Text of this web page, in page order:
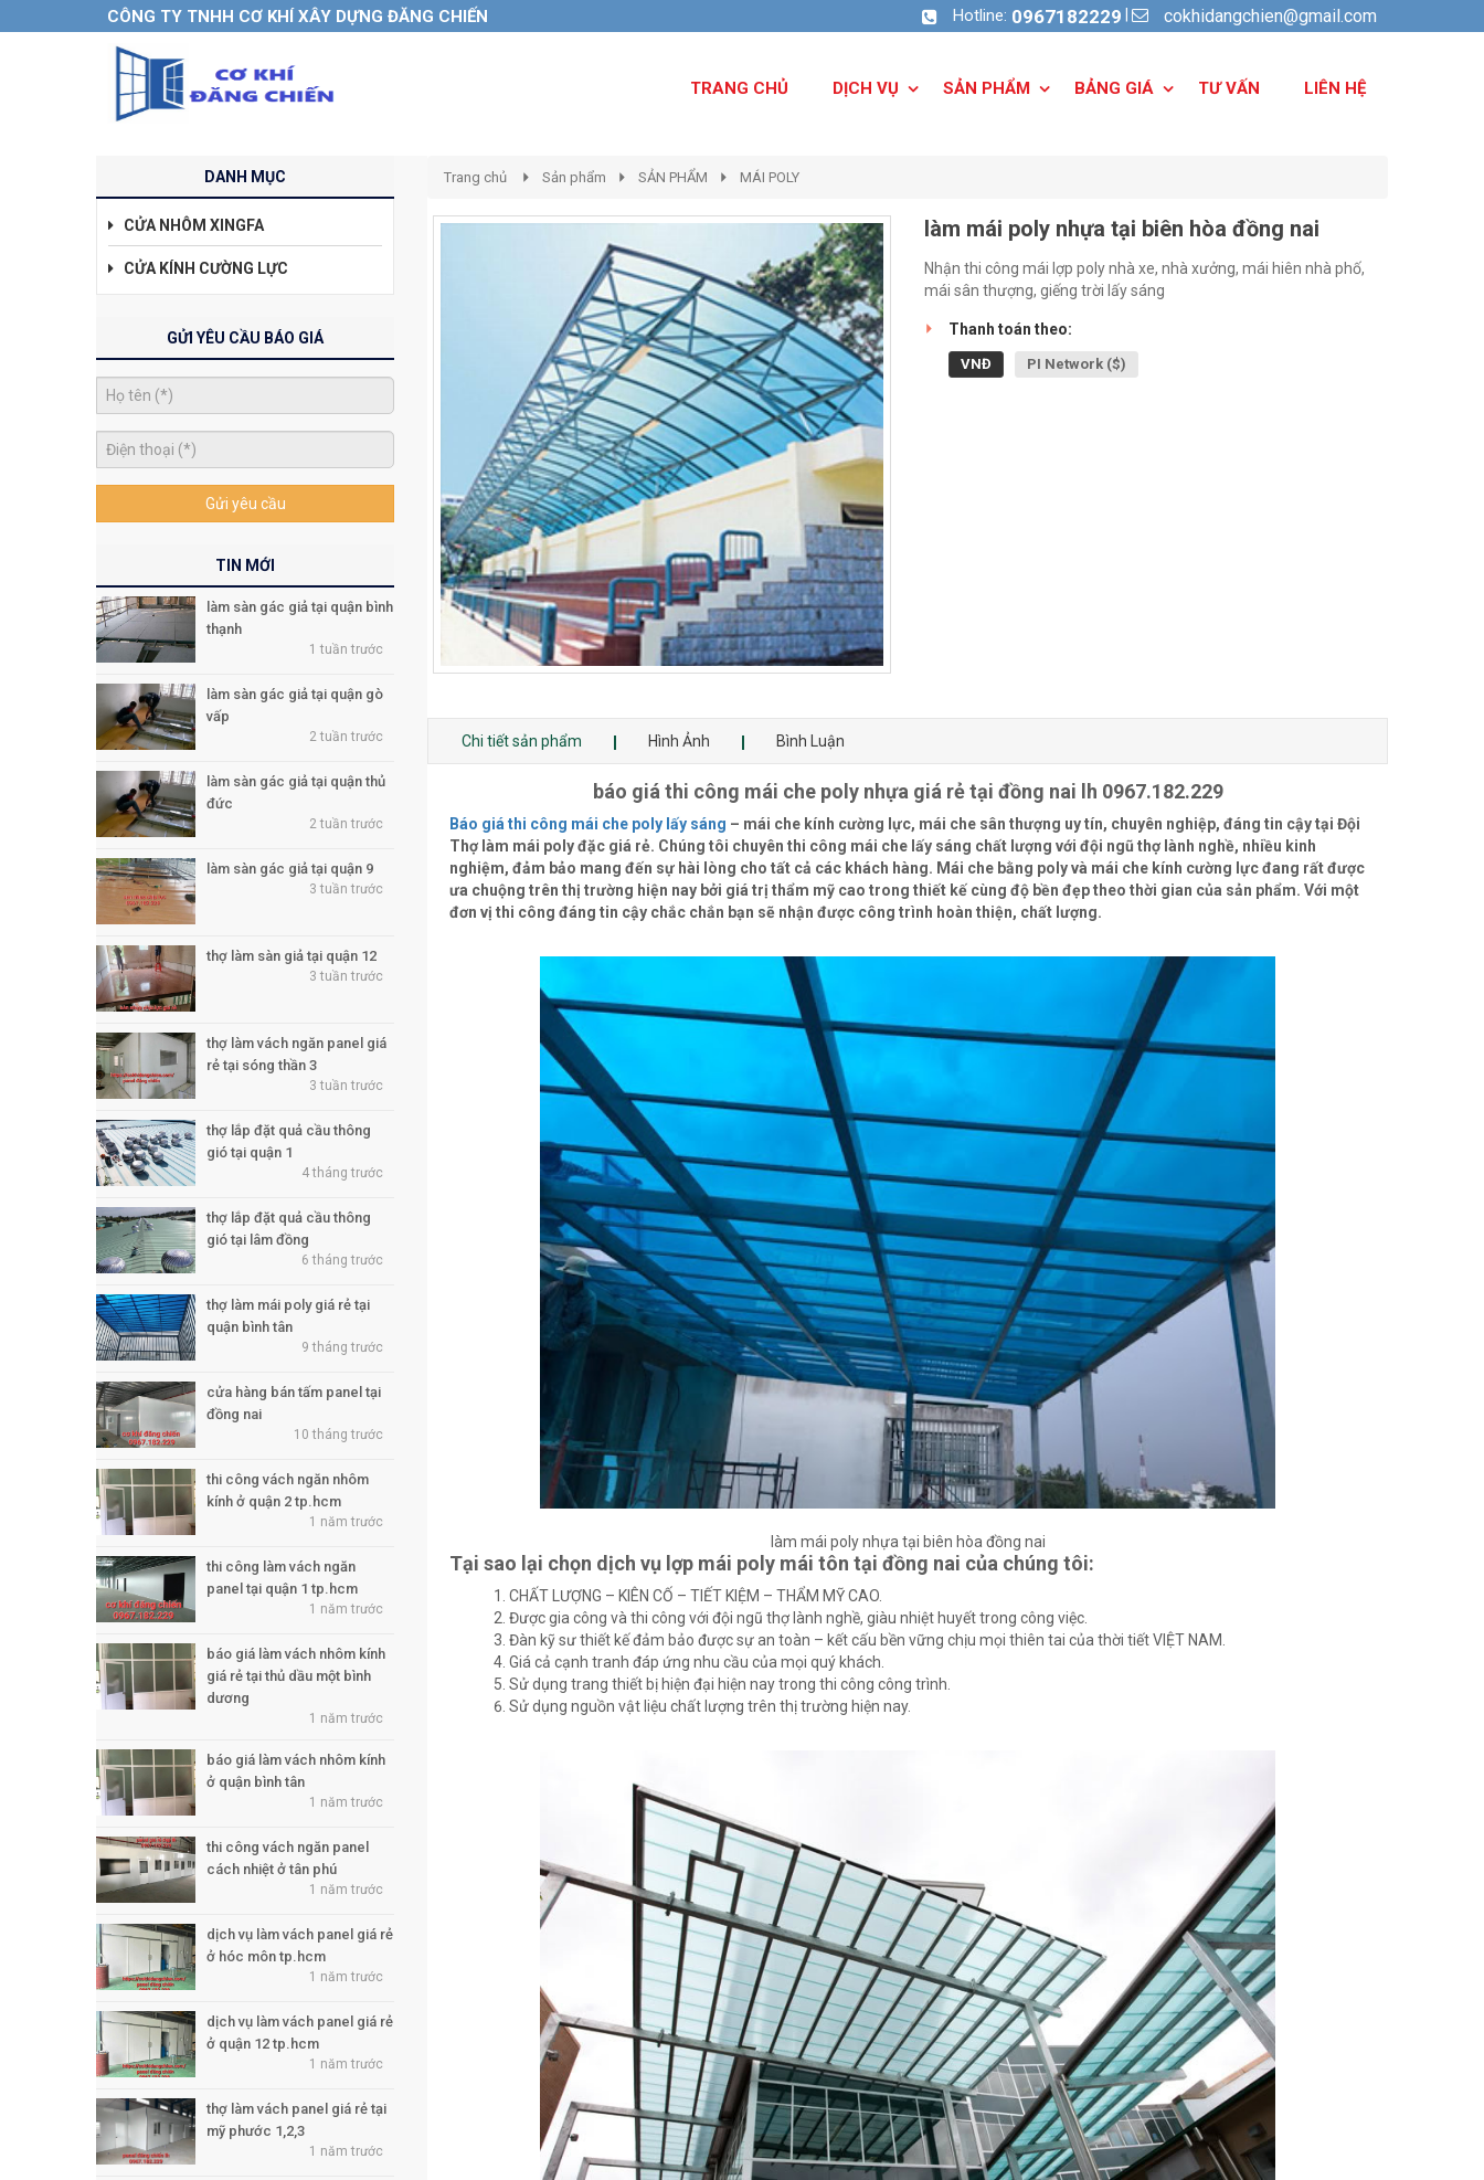
CÔNG TY TNHH CƠ KHÍ XÂY DỰNG ĐĂNG CHIẾN Hotline: 0967182229 cokhidangchien@gmail.com
TRANG CHỦ DỊCH VỤ SẢN PHẨM BẢNG GIÁ TƯ VẤN LIÊN HỆ
DANH MỤC
CỬA NHÔM XINGFA
CỬA KÍNH CƯỜNG LỰC
GỬI YÊU CẦU BÁO GIÁ
Gửi yêu cầu
TIN MỚI
làm sàn gác giả tại quận bình
thạnh
1 tuần trước
làm sàn gác giả tại quận gò
vấp
2 tuần trước
làm sàn gác giả tại quận thủ
đức
2 tuần trước
làm sàn gác giả tại quận 9
3 tuần trước
thợ làm sàn giả tại quận 12
3 tuần trước
thợ làm vách ngăn panel giá
rẻ tại sóng thần 3
3 tuần trước
thợ lắp đặt quả cầu thông
gió tại quận 1
4 tháng trước
thợ lắp đặt quả cầu thông
gió tại lâm đồng
6 tháng trước
thợ làm mái poly giá rẻ tại
quận bình tân
9 tháng trước
cửa hàng bán tấm panel tại
đồng nai
10 tháng trước
thi công vách ngăn nhôm
kính ở quận 2 tp.hcm
1 năm trước
thi công làm vách ngăn
panel tại quận 1 tp.hcm
1 năm trước
báo giá làm vách nhôm kính
giá rẻ tại thủ dầu một bình
dương
1 năm trước
báo giá làm vách nhôm kính
ở quận bình tân
1 năm trước
thi công vách ngăn panel
cách nhiệt ở tân phú
1 năm trước
dịch vụ làm vách panel giá rẻ
ở hóc môn tp.hcm
1 năm trước
dịch vụ làm vách panel giá rẻ
ở quận 12 tp.hcm
1 năm trước
thợ làm vách panel giá rẻ tại
mỹ phước 1,2,3
1 năm trước
Trang chủ Sản phẩm SẢN PHẨM MÁI POLY
làm mái poly nhựa tại biên hòa đồng nai
Nhận thi công mái lợp poly nhà xe, nhà xưởng, mái hiên nhà phố,
mái sân thượng, giếng trời lấy sáng
Thanh toán theo:
VNĐ PI Network ($)
Chi tiết sản phẩm Hình Ảnh Bình Luận
báo giá thi công mái che poly nhựa giá rẻ tại đồng nai lh 0967.182.229
Báo giá thi công mái che poly lấy sáng – mái che kính cường lực, mái che sân thượng uy tín, chuyên nghiệp, đáng tin cậy tại Đội
Thợ làm mái poly đặc giá rẻ. Chúng tôi chuyên thi công mái che lấy sáng chất lượng với đội ngũ thợ lành nghề, nhiều kinh
nghiệm, đảm bảo mang đến sự hài lòng cho tất cả các khách hàng. Mái che bằng poly và mái che kính cường lực đang rất được
ưa chuộng trên thị trường hiện nay bởi giá trị thẩm mỹ cao trong thiết kế cùng độ bền đẹp theo thời gian của sản phẩm. Với một
đơn vị thi công đáng tin cậy chắc chắn bạn sẽ nhận được công trình hoàn thiện, chất lượng.
làm mái poly nhựa tại biên hòa đồng nai
Tại sao lại chọn dịch vụ lợp mái poly mái tôn tại đồng nai của chúng tôi:
CHẤT LƯỢNG – KIÊN CỐ – TIẾT KIỆM – THẨM MỸ CAO.
Được gia công và thi công với đội ngũ thợ lành nghề, giàu nhiệt huyết trong công việc.
Đàn kỹ sư thiết kế đảm bảo được sự an toàn – kết cấu bền vững chịu mọi thiên tai của thời tiết VIỆT NAM.
Giá cả cạnh tranh đáp ứng nhu cầu của mọi quý khách.
Sử dụng trang thiết bị hiện đại hiện nay trong thi công công trình.
Sử dụng nguồn vật liệu chất lượng trên thị trường hiện nay.